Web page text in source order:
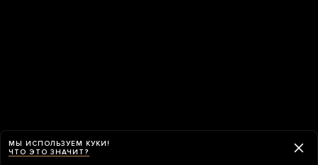
МЫ ИСПОЛЬЗУЕМ КУКИ!
ЧТО ЭТО ЗНАЧИТ?